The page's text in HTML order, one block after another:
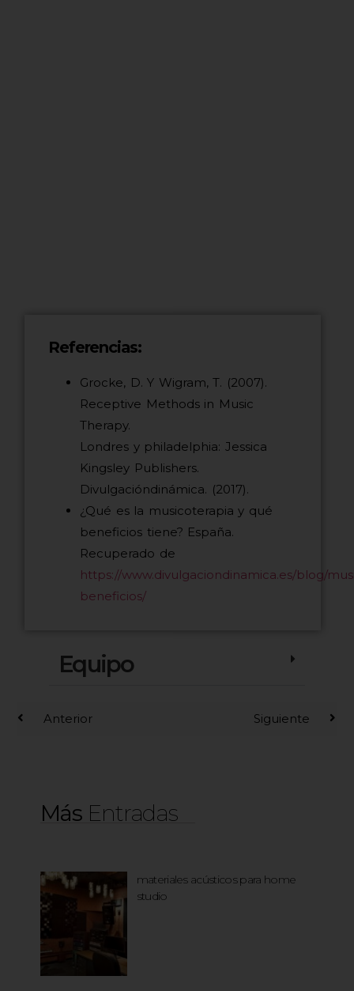
Referencias:
Grocke, D. Y Wigram, T. (2007).
Receptive Methods in Music
Therapy.
Londres y philadelphia: Jessica
Kingsley Publishers.
Divulgacióndinámica. (2017).
¿Qué es la musicoterapia y qué
beneficios tiene? España.
Recuperado de
https://www.divulgaciondinamica.es/blog/
beneficios/
Equipo
Anterior Siguiente
Más Entradas
materiales acústicos para home
studio